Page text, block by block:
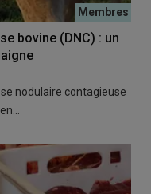
bovine (DNC) : un
nodulaire contagieuse